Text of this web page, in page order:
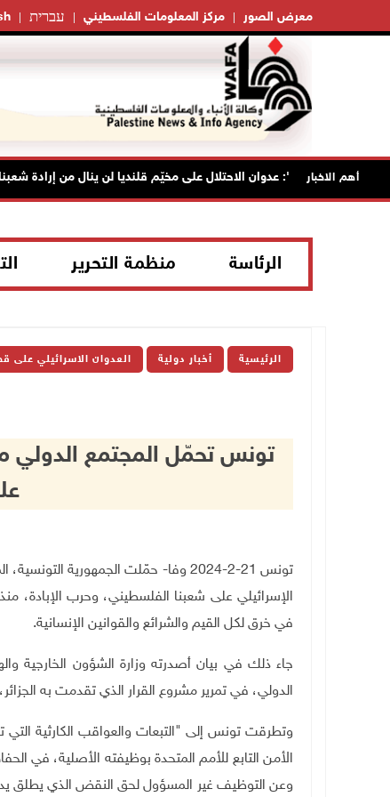
עברית مركز المعلومات الفلسطيني معرض الصور
أهم الاخبار
"فتح": عدوان الاحتلال على مخيّم قلنديا لن ينال من إرادة شعبنا
الرئاسة منظمة التحرير
الرئيسية أخبار دولية العدوان الاسرائيلي على
تونس تحمّل المجتمع الدولي
تونس 21-2-2024 وفا- حمّلت الجمهورية
الإسرائيلي على شعبنا الفلسطيني، وحرب الإبادة،
في خرق لكل القيم والشرائع والقوانين الإنسانية.
جاء ذلك في بيان أصدرته وزارة الشؤون الخارجية
الدولي، في تمرير مشروع القرار الذي تقدمت به
وتطرقت تونس إلى "التبعات والعواقب الكارثية
الأمن التابع للأمم المتحدة بوظيفته الأصلية، في
وعن التوظيف غير المسؤول لحق النقض الذي يطلق